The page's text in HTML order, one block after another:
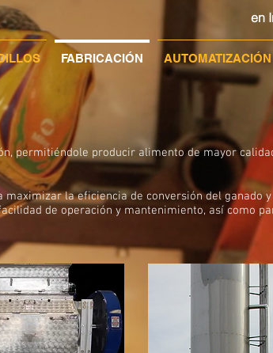
FABRICACIÓN AUTOMATIZACIÓN
en
permitiéndole producir alimento de mayor
maximizar la eficiencia de conversión del ganado y
de operación y mantenimiento, así como